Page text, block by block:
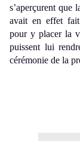
s’aperçurent que
avait en effet fait
pour y placer la
puissent lui
cérémonie de la